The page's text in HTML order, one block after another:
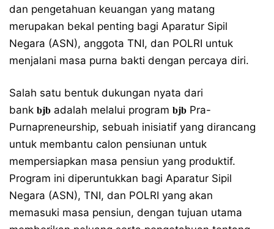
dan pengetahuan keuangan yang matang
merupakan bekal penting bagi Aparatur Sipil
Negara (ASN), anggota TNI, dan POLRI untuk
menjalani masa purna bakti dengan percaya diri.
Salah satu bentuk dukungan nyata dari
bank bjb adalah melalui program bjb Pra-
Purnapreneurship, sebuah inisiatif yang dirancang
untuk membantu calon pensiunan untuk
mempersiapkan masa pensiun yang produktif.
Program ini diperuntukkan bagi Aparatur Sipil
Negara (ASN), TNI, dan POLRI yang akan
memasuki masa pensiun, dengan tujuan utama